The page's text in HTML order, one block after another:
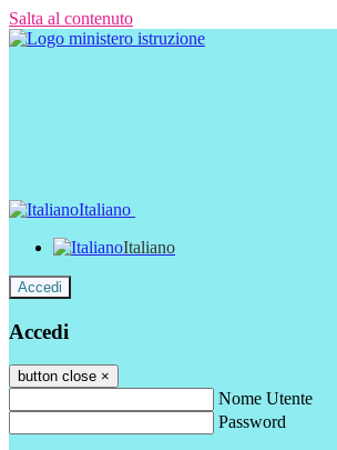
Salta al contenuto
Italiano
Italiano
Accedi
Accedi
button close ×
Nome Utente
Password